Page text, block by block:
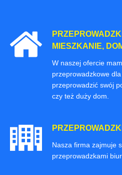
MIESZKANIE,
W naszej ofercie
przeprowadzkowe
przeprowadzić swój
czy też duży dom.
Nasza firma zajmuje
przeprowadzkami